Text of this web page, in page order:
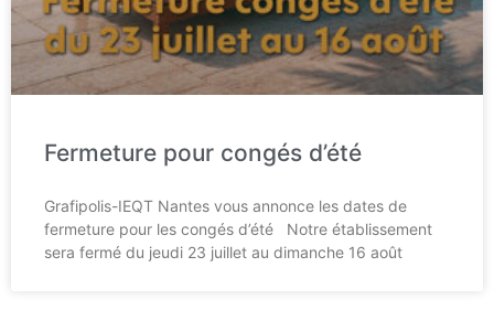
Fermeture pour congés d’été
Grafipolis-IEQT Nantes vous annonce les dates de
fermeture pour les congés d’été Notre établissement
sera fermé du jeudi 23 juillet au dimanche 16 août